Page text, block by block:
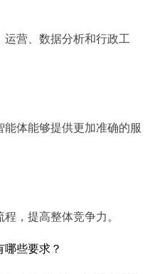
营、数据分析和行政工
体能够提供更加准确的服
，提高整体竞争力。
些要求？